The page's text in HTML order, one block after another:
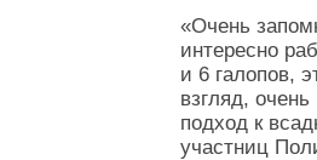
«Очень
интересно
и 6 галопов,
взгляд,
подход к
участниц